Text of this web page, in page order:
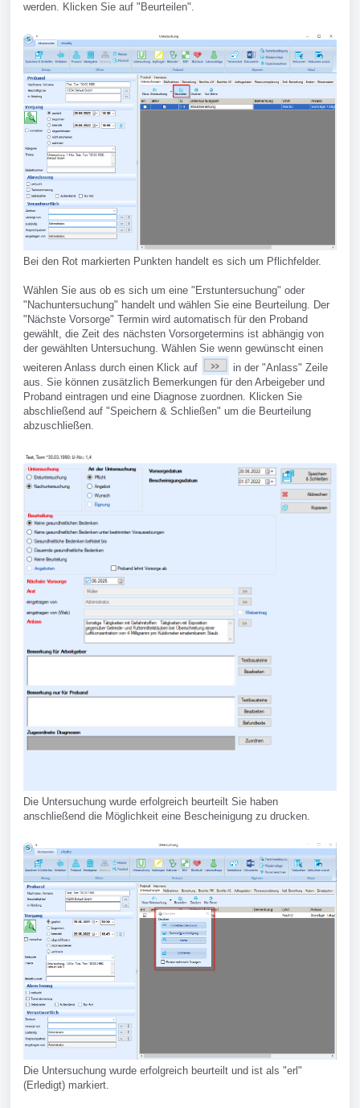
werden. Klicken Sie auf "Beurteilen".
Bei den Rot markierten Punkten handelt es sich um Pflichfelder.
Wählen Sie aus ob es sich um eine "Erstuntersuchung" oder
"Nachuntersuchung" handelt und wählen Sie eine Beurteilung. Der
"Nächste Vorsorge" Termin wird automatisch für den Proband
gewählt, die Zeit des nächsten Vorsorgetermins ist abhängig von
der gewählten Untersuchung. Wählen Sie wenn gewünscht einen
weiteren Anlass durch einen Klick auf
in der "Anlass" Zeile
aus. Sie können zusätzlich Bemerkungen für den Arbeigeber und
Proband eintragen und eine Diagnose zuordnen. Klicken Sie
abschließend auf "Speichern & Schließen" um die Beurteilung
abzuschließen.
Die Untersuchung wurde erfolgreich beurteilt Sie haben
anschließend die Möglichkeit eine Bescheinigung zu drucken.
Die Untersuchung wurde erfolgreich beurteilt und ist als "erl"
(Erledigt) markiert.